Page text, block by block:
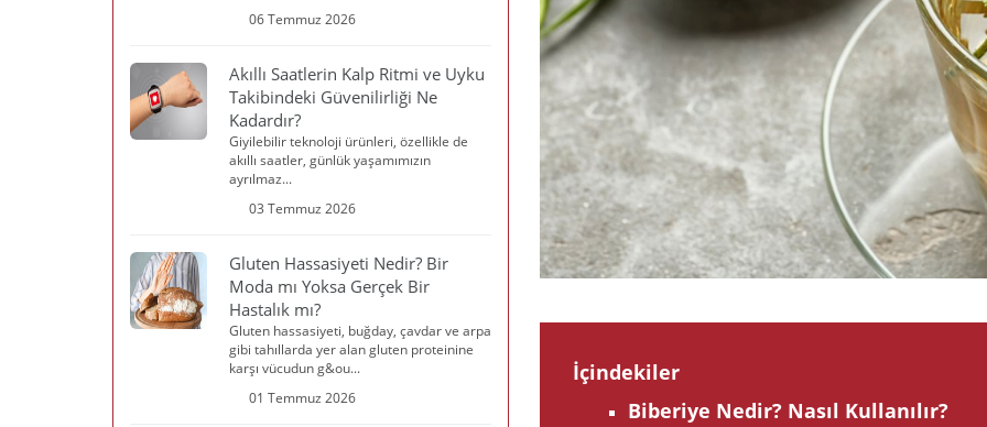
İçindekiler
Biberiye Nedir? Nasıl Kullanılır?
06 Temmuz 2026
Akıllı Saatlerin Kalp Ritmi ve Uyku
Takibindeki Güvenilirliği Ne
Kadardır?
Giyilebilir teknoloji ürünleri, özellikle de
akıllı saatler, günlük yaşamımızın
ayrılmaz...
03 Temmuz 2026
Gluten Hassasiyeti Nedir? Bir
Moda mı Yoksa Gerçek Bir
Hastalık mı?
Gluten hassasiyeti, buğday, çavdar ve arpa
gibi tahıllarda yer alan gluten proteinine
karşı vücudun g&ou...
01 Temmuz 2026